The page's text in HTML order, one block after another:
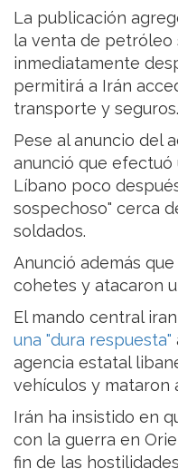
La publicación
la venta de petróleo
inmediatamente
permitirá a Irán
transporte y seguros.
Pese al anuncio del
anunció que
Líbano poco
sospechoso" cerca
soldados.
Anunció además
cohetes y atacaron
El mando central
una "dura respuesta"
agencia estatal
vehículos y mataron
Irán ha insistido en
con la guerra en
fin de las